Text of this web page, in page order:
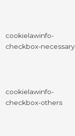
cookielawinfo-
checkbox-necessary
cookielawinfo-
checkbox-others